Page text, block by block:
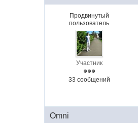
Продвинутый
пользователь
Участник
33 сообщений
Omni